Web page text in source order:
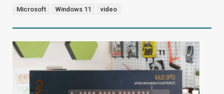
Microsoft Windows 11 video